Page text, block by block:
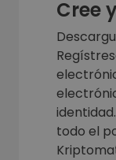
Cree
todo el